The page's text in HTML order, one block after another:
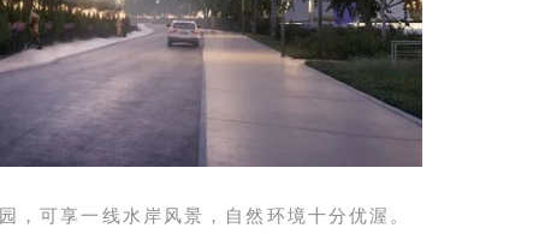
，可享一线水岸风景，自然环境十分优渥。